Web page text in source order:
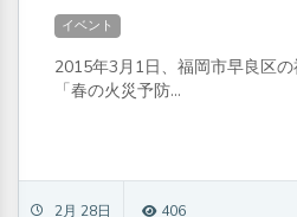
イベント
2015年3月1日、福岡市早良区
「春の火災予防...
2月 28日 406